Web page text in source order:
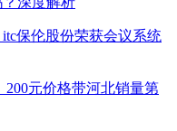
保伦股份荣获会议系统
元价格带河北销量第